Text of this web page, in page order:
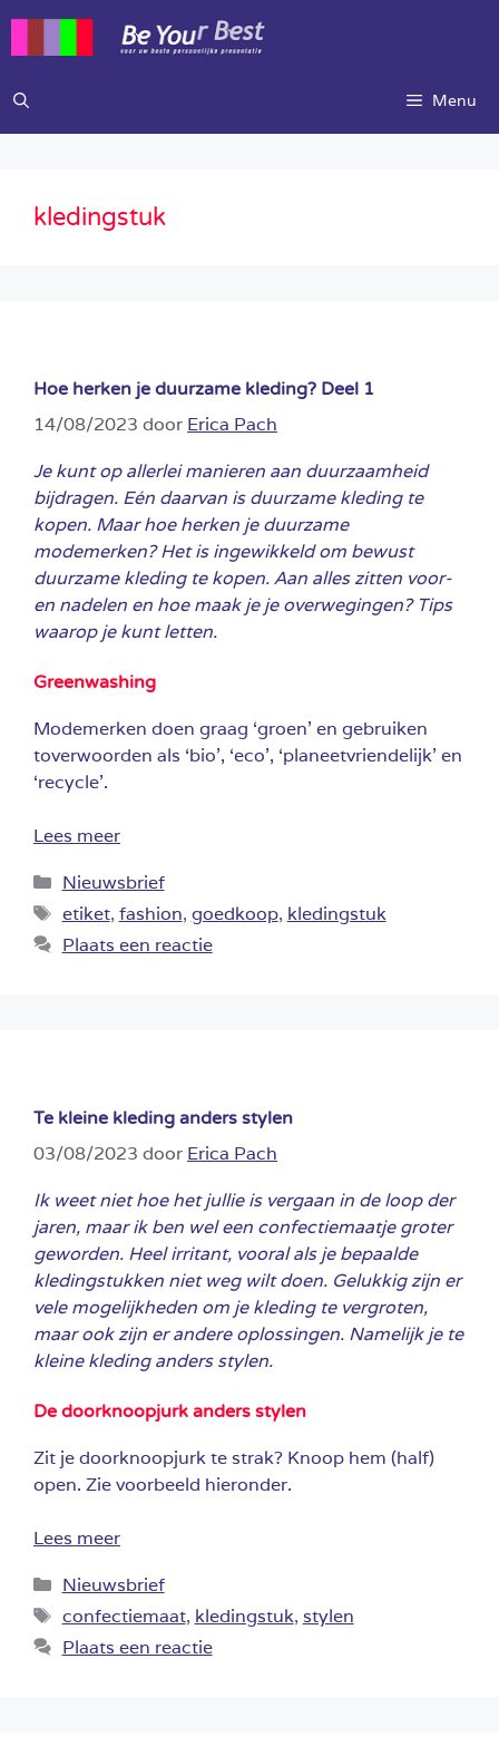
inhoud
Menu
kledingstuk
Hoe herken je duurzame kleding? Deel 1
14/08/2023 door Erica Pach
Je kunt op allerlei manieren aan duurzaamheid
bijdragen. Eén daarvan is duurzame kleding te
kopen. Maar hoe herken je duurzame
modemerken? Het is ingewikkeld om bewust
duurzame kleding te kopen. Aan alles zitten voor-
en nadelen en hoe maak je je overwegingen? Tips
waarop je kunt letten.
Greenwashing
Modemerken doen graag ‘groen’ en gebruiken
toverwoorden als ‘bio’, ‘eco’, ‘planeetvriendelijk’ en
‘recycle’.
Lees meer
Categorieën
Nieuwsbrief
Tags
etiket, fashion, goedkoop, kledingstuk
Plaats een reactie
Te kleine kleding anders stylen
03/08/2023 door Erica Pach
Ik weet niet hoe het jullie is vergaan in de loop der
jaren, maar ik ben wel een confectiemaatje groter
geworden. Heel irritant, vooral als je bepaalde
kledingstukken niet weg wilt doen. Gelukkig zijn er
vele mogelijkheden om je kleding te vergroten,
maar ook zijn er andere oplossingen. Namelijk je te
kleine kleding anders stylen.
De doorknoopjurk anders stylen
Zit je doorknoopjurk te strak? Knoop hem (half)
open. Zie voorbeeld hieronder.
Lees meer
Categorieën
Nieuwsbrief
Tags
confectiemaat, kledingstuk, stylen
Plaats een reactie